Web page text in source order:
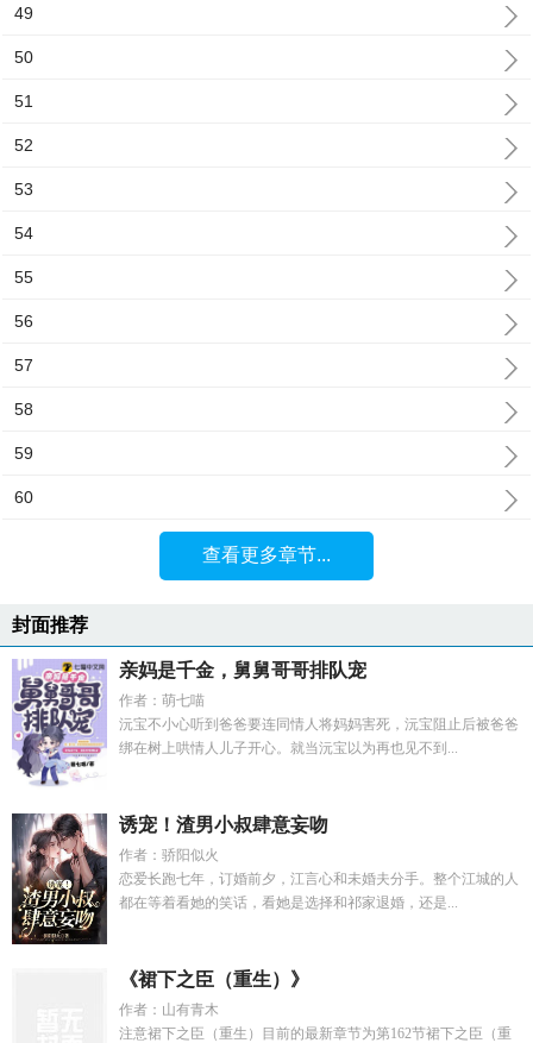
49
50
51
52
53
54
55
56
57
58
59
60
查看更多章节...
封面推荐
亲妈是千金，舅舅哥哥排队宠
作者：萌七喵
沅宝不小心听到爸爸要连同情人将妈妈害死，沅宝阻止后被爸爸
绑在树上哄情人儿子开心。就当沅宝以为再也见不到...
诱宠！渣男小叔肆意妄吻
作者：骄阳似火
恋爱长跑七年，订婚前夕，江言心和未婚夫分手。整个江城的人
都在等着看她的笑话，看她是选择和祁家退婚，还是...
《裙下之臣（重生）》
作者：山有青木
注意裙下之臣（重生）目前的最新章节为第162节裙下之臣（重